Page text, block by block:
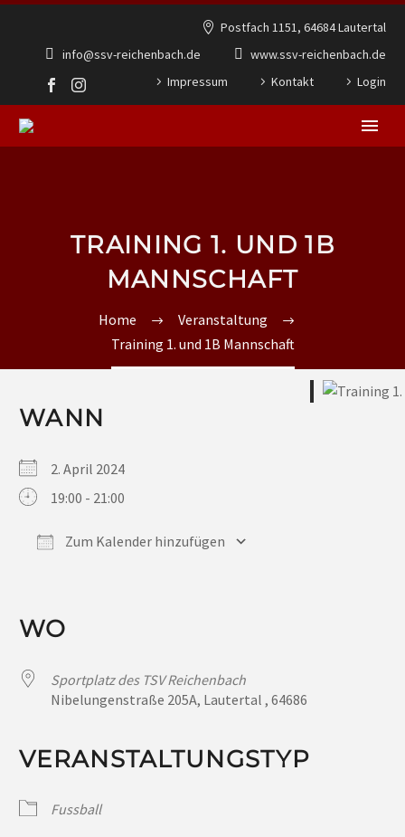
Postfach 1151, 64684 Lautertal
info@ssv-reichenbach.de
www.ssv-reichenbach.de
Impressum
Kontakt Login
TRAINING 1. UND 1B
MANNSCHAFT
Home
Veranstaltung
Training 1. und 1B Mannschaft
WANN
2. April 2024
19:00 - 21:00
Zum Kalender hinzufügen
WO
Sportplatz des TSV Reichenbach
Nibelungenstraße 205A, Lautertal , 64686
VERANSTALTUNGSTYP
Fussball